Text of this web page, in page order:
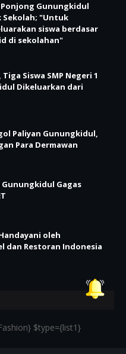
Ponjong Gunungkidul
Sekolah; "Untuk
siswa berdasar
di sekolahan"
Siswa SMP Negeri 1
Dikeluarkan dari
Paliyan Gunungkidul,
Para Dermawan
Gunungkidul Gagas
oleh
dan Restoran Indonesia
$type={list1}